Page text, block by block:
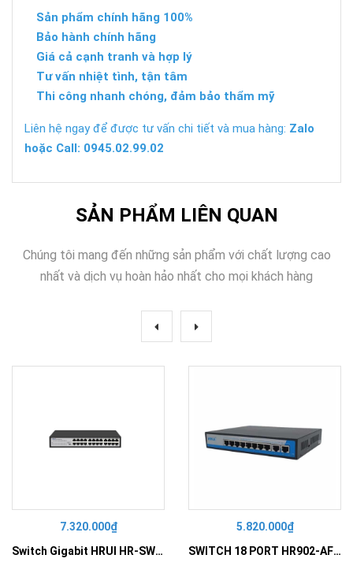
Sản phẩm chính hãng 100%
Bảo hành chính hãng
Giá cả cạnh tranh và hợp lý
Tư vấn nhiệt tình, tận tâm
Thi công nhanh chóng, đảm bảo thẩm mỹ
Liên hệ ngay để được tư vấn chi tiết và mua hàng: Zalo
hoặc Call: 0945.02.99.02
SẢN PHẨM LIÊN QUAN
Chúng tôi mang đến những sản phẩm với chất lượng cao
nhất và dịch vụ hoàn hảo nhất cho mọi khách hàng
7.320.000₫
Switch Gigabit HRUI HR-SWG10240D
5.820.000₫
SWITCH 18 PORT HR902-AF162G-300 – Switch PoE 16 Cổng